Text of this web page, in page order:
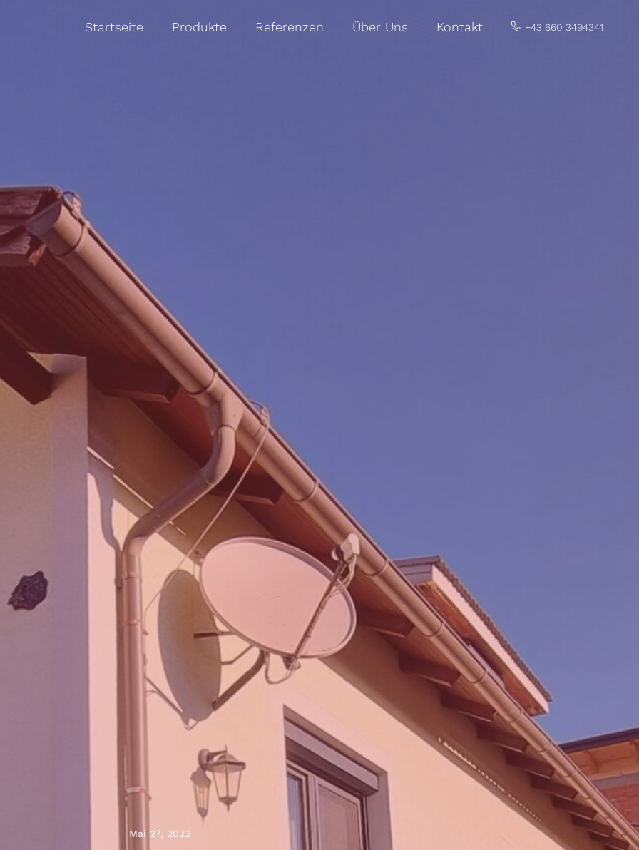
Startseite Produkte Referenzen Über Uns Kontakt +43 660 3494341
Mai 27, 2022